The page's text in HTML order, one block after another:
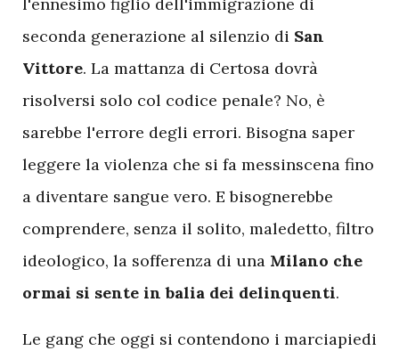
seconda generazione al silenzio di San
Vittore. La mattanza di Certosa dovrà
risolversi solo col codice penale? No, è
sarebbe l'errore degli errori. Bisogna saper
leggere la violenza che si fa messinscena fino
a diventare sangue vero. E bisognerebbe
comprendere, senza il solito, maledetto, filtro
ideologico, la sofferenza di una Milano che
ormai si sente in balia dei delinquenti.
Le gang che oggi si contendono i marciapiedi